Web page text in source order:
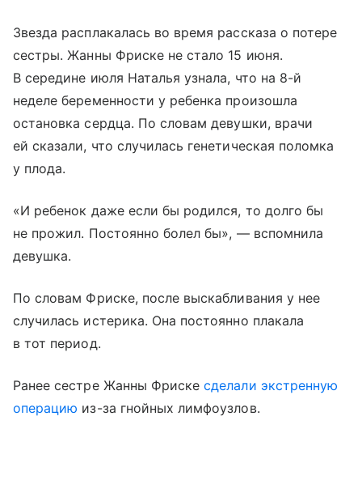
Звезда расплакалась во время рассказа о потере
сестры. Жанны Фриске не стало 15 июня.
В середине июля Наталья узнала, что на 8-й
неделе беременности у ребенка произошла
остановка сердца. По словам девушки, врачи
ей сказали, что случилась генетическая поломка
у плода.
«И ребенок даже если бы родился, то долго бы
не прожил. Постоянно болел бы», — вспомнила
девушка.
По словам Фриске, после выскабливания у нее
случилась истерика. Она постоянно плакала
в тот период.
Ранее сестре Жанны Фрискесделали экстренную
операцию из-за гнойных лимфоузлов.